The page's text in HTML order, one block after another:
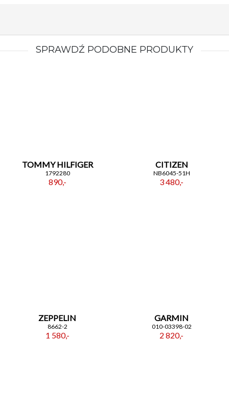
SPRAWDŹ PODOBNE PRODUKTY
TOMMY HILFIGER
1792280
890,-
CITIZEN
NB6045-51H
3 480,-
ZEPPELIN
8662-2
1 580,-
GARMIN
010-03398-02
2 820,-